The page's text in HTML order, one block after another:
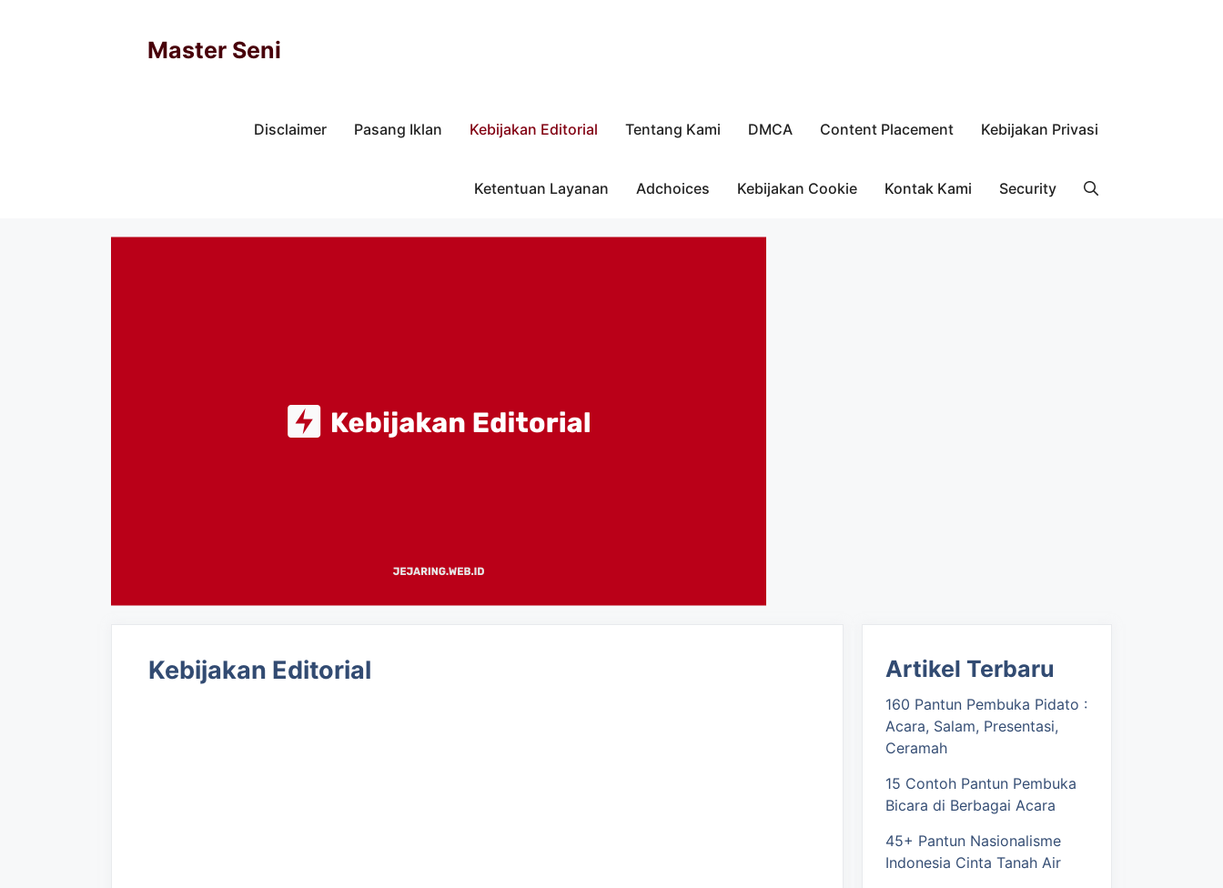
Master Seni
Disclaimer Pasang Iklan Kebijakan Editorial Tentang Kami DMCA Content Placement Kebijakan Privasi
Ketentuan Layanan Adchoices Kebijakan Cookie Kontak Kami Security
Kebijakan Editorial Artikel Terbaru
160 Pantun Pembuka Pidato :
Acara, Salam, Presentasi,
Ceramah
15 Contoh Pantun Pembuka
Bicara di Berbagai Acara
45+ Pantun Nasionalisme
Indonesia Cinta Tanah Air